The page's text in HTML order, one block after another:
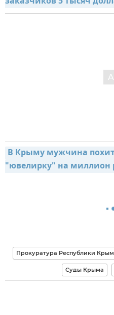
В Крыму мужчина
"ювелирку" на миллион
Прокуратура Республики Крым
Суды Крыма